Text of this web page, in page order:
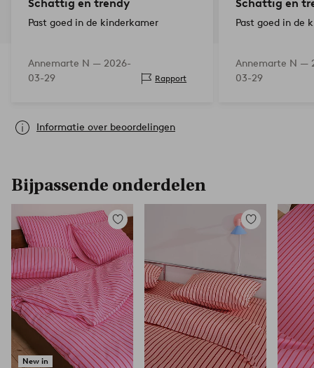
Schattig en trendy
Past goed in de kinderkamer
Annemarte N — 2026-
03-29
Rapport
Schattig en
Past goed in de
Annemarte N —
03-29
Informatie over beoordelingen
Bijpassende onderdelen
New in
Toevoegen
aan
favorieten
Toevoegen
aan
favorieten